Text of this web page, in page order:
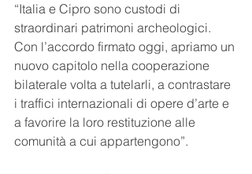
“Italia e Cipro sono custodi di
straordinari patrimoni archeologici.
Con l’accordo firmato oggi, apriamo un
nuovo capitolo nella cooperazione
bilaterale volta a tutelarli, a contrastare
i traffici internazionali di opere d’arte e
a favorire la loro restituzione alle
comunità a cui appartengono”.